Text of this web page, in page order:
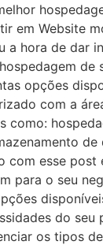
em Website
a hora de dar
de
opções
com a
como:
com esse post
para o seu
do seu
os tipos